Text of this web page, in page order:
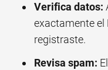
Verifica datos:
exactamente el
registraste.
Revisa spam: